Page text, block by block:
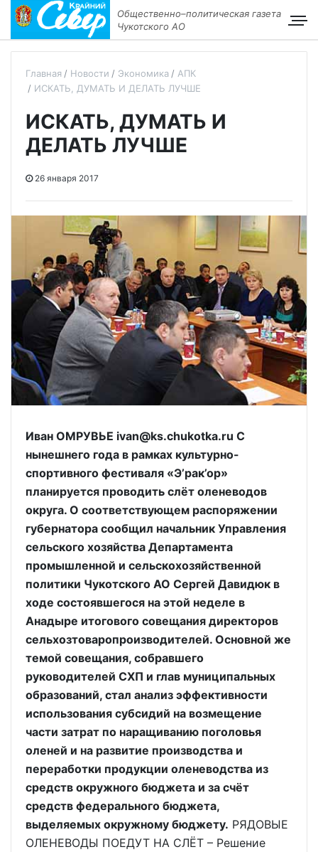
Общественно–политическая газета
Чукотского АО
Главная Новости Экономика
АПК
ИСКАТЬ, ДУМАТЬ И ДЕЛАТЬ ЛУЧШЕ
ИСКАТЬ, ДУМАТЬ И
ДЕЛАТЬ ЛУЧШЕ
26 января 2017
Иван ОМРУВЬЕ ivan@ks.chukotka.ru С
нынешнего года в рамках культурно-
спортивного фестиваля «Э’рак’ор»
планируется проводить слёт оленеводов
округа. О соответствующем распоряжении
губернатора сообщил начальник Управления
сельского хозяйства Департамента
промышленной и сельскохозяйственной
политики Чукотского АО Сергей Давидюк в
ходе состоявшегося на этой неделе в
Анадыре итогового совещания директоров
сельхозтоваропроизводителей. Основной же
темой совещания, собравшего
руководителей СХП и глав муниципальных
образований, стал анализ эффективности
использования субсидий на возмещение
части затрат по наращиванию поголовья
оленей и на развитие производства и
переработки продукции оленеводства из
средств окружного бюджета и за счёт
средств федерального бюджета,
выделяемых окружному бюджету. РЯДОВЫЕ
ОЛЕНЕВОДЫ ПОЕДУТ НА СЛЁТ – Решение